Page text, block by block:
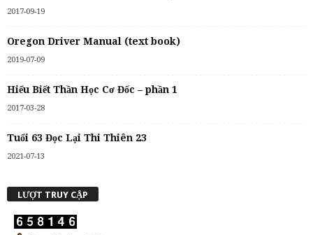
2017-09-19
Oregon Driver Manual (text book)
2019-07-09
Hiểu Biết Thần Học Cơ Đốc – phần 1
2017-03-28
Tuổi 63 Đọc Lại Thi Thiên 23
2021-07-13
LƯỢT TRUY CẬP